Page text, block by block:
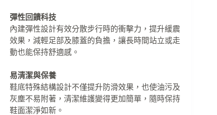
彈性回饋科技
內建彈性設計有效分散步行時的衝擊力，提升緩震
效果，減輕足部及膝蓋的負擔，讓長時間站立或走
動也能保持舒適感。
易清潔與保養
鞋底特殊結構設計不僅提升防滑效果，也使油污及
灰塵不易附著，清潔維護變得更加簡單，隨時保持
鞋面潔淨如新。